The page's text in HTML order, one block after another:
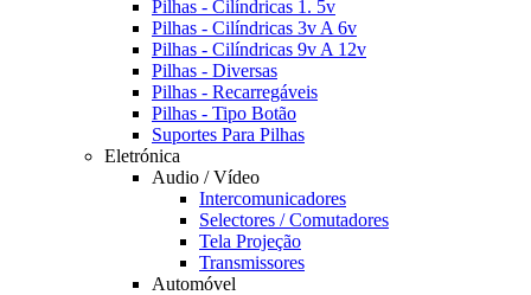
Pilhas - Cilíndricas 1. 5v
Pilhas - Cilíndricas 3v A 6v
Pilhas - Cilíndricas 9v A 12v
Pilhas - Diversas
Pilhas - Recarregáveis
Pilhas - Tipo Botão
Suportes Para Pilhas
Eletrónica
Audio / Vídeo
Intercomunicadores
Selectores / Comutadores
Tela Projeção
Transmissores
Automóvel